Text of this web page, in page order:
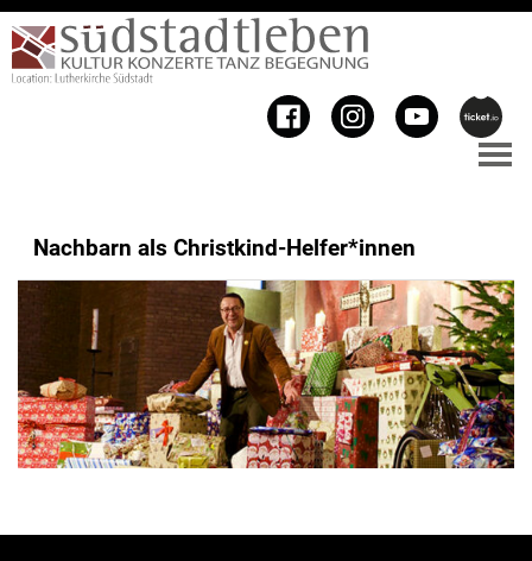
Nachbarn als Christkind-Helfer*innen